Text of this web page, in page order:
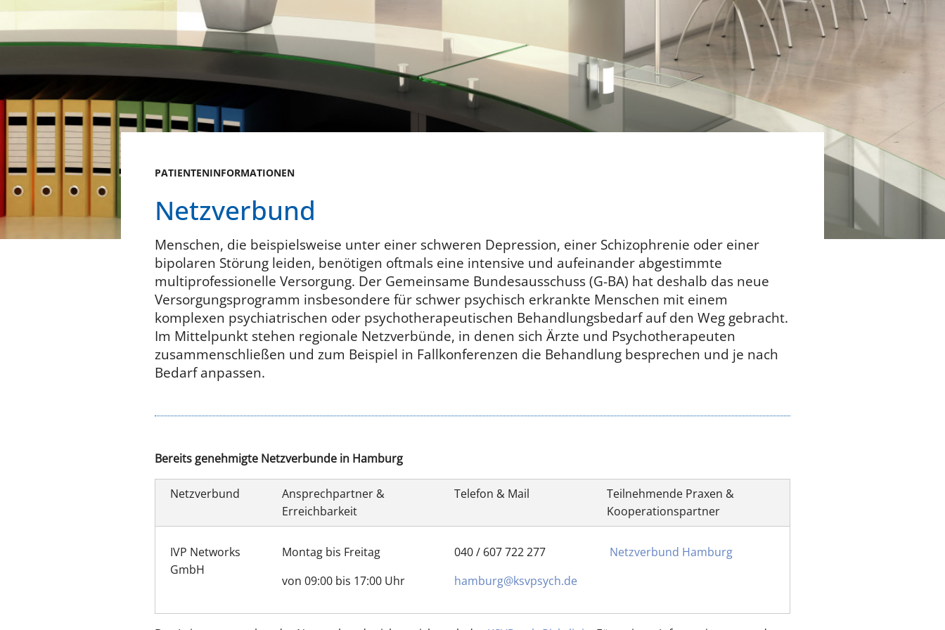
PATIENTENINFORMATIONEN
Netzverbund
Menschen, die beispielsweise unter einer schweren Depression, einer Schizophrenie oder einer
bipolaren Störung leiden, benötigen oftmals eine intensive und aufeinander abgestimmte
multiprofessionelle Versorgung. Der Gemeinsame Bundesausschuss (G-BA) hat deshalb das neue
Versorgungsprogramm insbesondere für schwer psychisch erkrankte Menschen mit einem
komplexen psychiatrischen oder psychotherapeutischen Behandlungsbedarf auf den Weg gebracht.
Im Mittelpunkt stehen regionale Netzverbünde, in denen sich Ärzte und Psychotherapeuten
zusammenschließen und zum Beispiel in Fallkonferenzen die Behandlung besprechen und je nach
Bedarf anpassen.
Bereits genehmigte Netzverbunde in Hamburg
Netzverbund
Ansprechpartner &
Erreichbarkeit
Telefon & Mail
Teilnehmende Praxen &
Kooperationspartner
IVP Networks
GmbH
Montag bis Freitag
von 09:00 bis 17:00 Uhr
040 / 607 722 277
hamburg@ksvpsych.de
Netzverbund Hamburg